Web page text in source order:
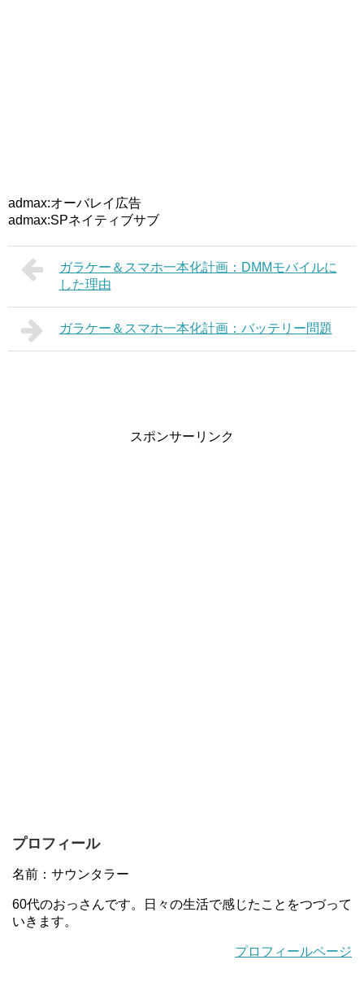
admax:オーバレイ広告
admax:SPネイティブサブ
ガラケー＆スマホ一本化計画：DMMモバイルに
した理由
ガラケー＆スマホ一本化計画：バッテリー問題
スポンサーリンク
プロフィール
名前：サウンタラー
60代のおっさんです。日々の生活で感じたことをつづって
いきます。
プロフィールページ